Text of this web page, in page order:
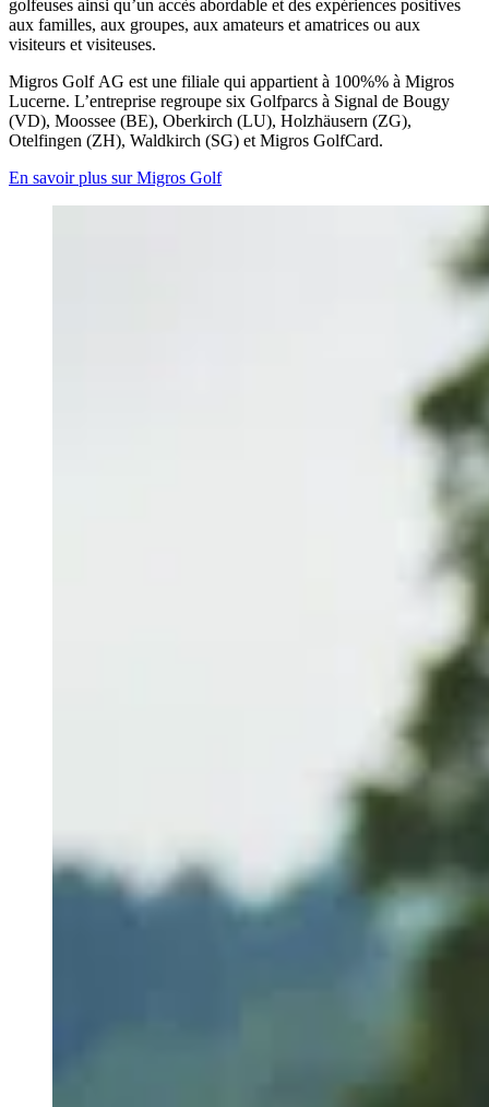
golfeuses ainsi qu’un accès abordable et des expériences positives
aux familles, aux groupes, aux amateurs et amatrices ou aux
visiteurs et visiteuses.
Migros Golf AG est une filiale qui appartient à 100%% à Migros
Lucerne. L’entreprise regroupe six Golfparcs à Signal de Bougy
(VD), Moossee (BE), Oberkirch (LU), Holzhäusern (ZG),
Otelfingen (ZH), Waldkirch (SG) et Migros GolfCard.
En savoir plus sur Migros Golf